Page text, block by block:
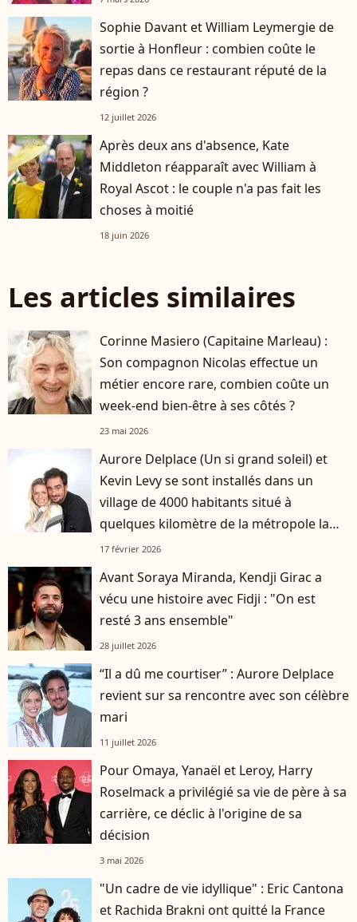
Sophie Davant et William Leymergie de
sortie à Honfleur : combien coûte le
repas dans ce restaurant réputé de la
région ?
12 juillet 2026
Après deux ans d'absence, Kate
Middleton réapparaît avec William à
Royal Ascot : le couple n'a pas fait les
choses à moitié
18 juin 2026
Les articles similaires
player2
Corinne Masiero (Capitaine Marleau) :
Son compagnon Nicolas effectue un
métier encore rare, combien coûte un
week-end bien-être à ses côtés ?
23 mai 2026
Aurore Delplace (Un si grand soleil) et
Kevin Levy se sont installés dans un
village de 4000 habitants situé à
quelques kilomètre de la métropole la
plus attractive de France
17 février 2026
Avant Soraya Miranda, Kendji Girac a
vécu une histoire avec Fidji : "On est
resté 3 ans ensemble"
28 juillet 2026
“Il a dû me courtiser” : Aurore Delplace
revient sur sa rencontre avec son célèbre
mari
11 juillet 2026
Pour Omaya, Yanaël et Leroy, Harry
Roselmack a privilégié sa vie de père à sa
carrière, ce déclic à l'origine de sa
décision
3 mai 2026
"Un cadre de vie idyllique" : Eric Cantona
et Rachida Brakni ont quitté la France